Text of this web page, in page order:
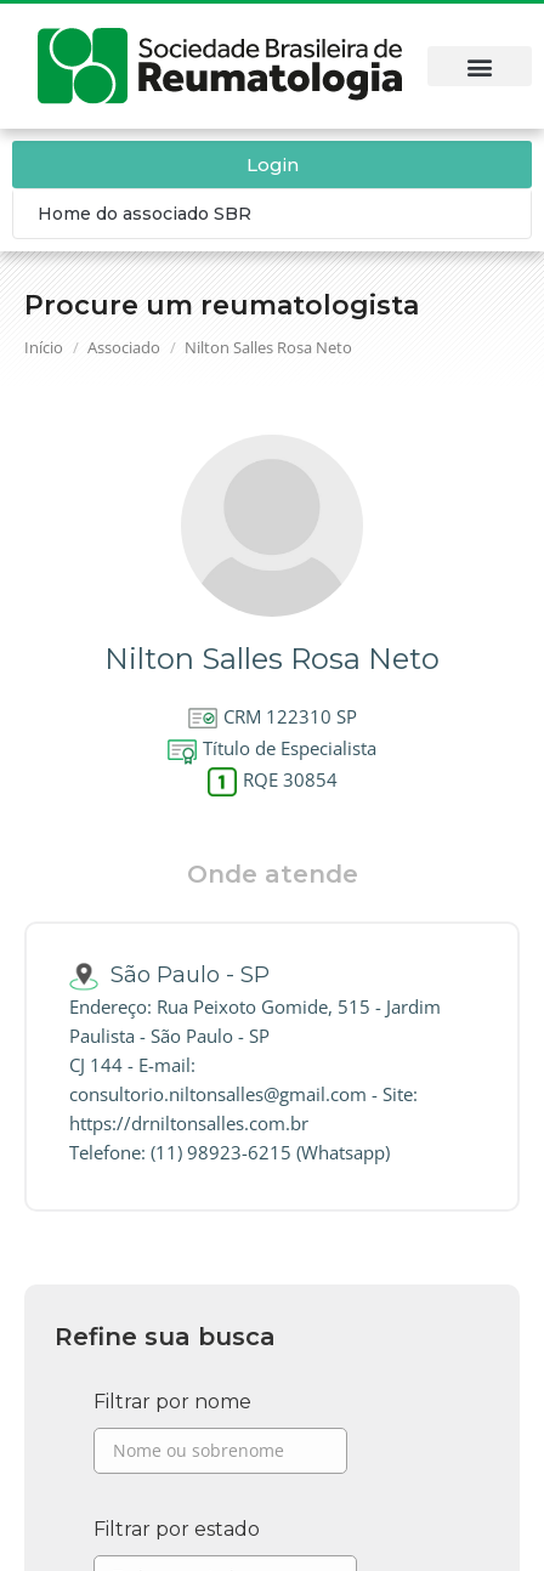
Procure um reumatologista
Você está aqui:
Início Associado Nilton Salles Rosa Neto
Login
Home do associado SBR
Nilton Salles Rosa Neto
CRM 122310 SP
Título de Especialista
RQE 30854
Onde atende
São Paulo - SP
Endereço: Rua Peixoto Gomide, 515 - Jardim
Paulista - São Paulo - SP
CJ 144 - E-mail:
consultorio.niltonsalles@gmail.com - Site:
https://drniltonsalles.com.br
Telefone: (11) 98923-6215 (Whatsapp)
Refine sua busca
Filtrar por nome
Filtrar por estado